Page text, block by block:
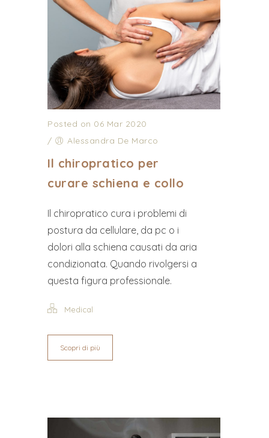
Posted on 06 Mar 2020
/
Alessandra De Marco
Il chiropratico per
curare schiena e collo
Il chiropratico cura i problemi di
postura da cellulare, da pc o i
dolori alla schiena causati da aria
condizionata. Quando rivolgersi a
questa figura professionale.
Medical
Scopri di più